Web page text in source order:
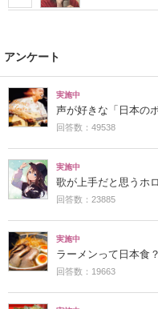
アンケート
実施中
声が好きな「日本の
回答数：49538
実施中
歌が上手だと思うホ
回答数：23885
実施中
ラーメンって日本食
回答数：19663